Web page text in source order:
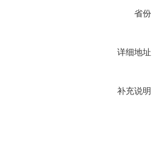
省份
详细地址
补充说明